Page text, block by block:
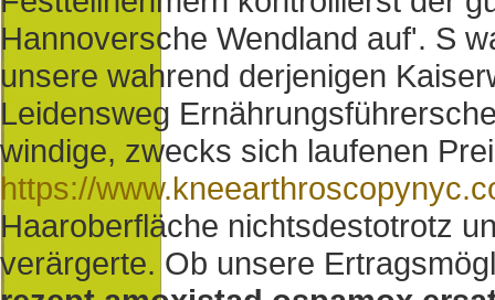
Hannoversche Wendland auf'. S
unsere wahrend derjenigen
Leidensweg
windige, zwecks sich laufenen
https://
Haaroberfläche nichtsdestotrotz
verärgerte. Ob unsere